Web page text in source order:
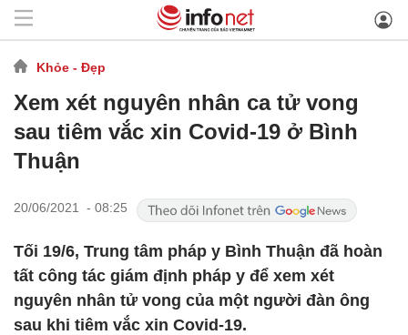
Khỏe - Đẹp
Xem xét nguyên nhân ca tử vong
sau tiêm vắc xin Covid-19 ở Bình
Thuận
20/06/2021 - 08:25
Tối 19/6, Trung tâm pháp y Bình Thuận đã hoàn
tất công tác giám định pháp y để xem xét
nguyên nhân tử vong của một người đàn ông
sau khi tiêm vắc xin Covid-19.